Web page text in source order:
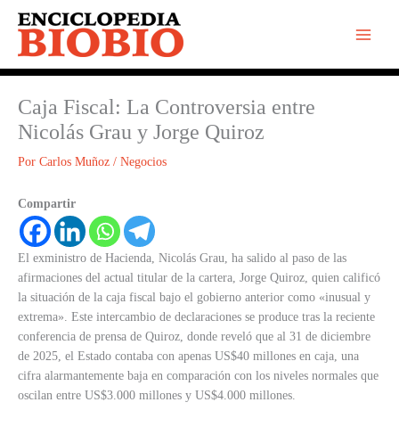
contenido
Caja Fiscal: La Controversia entre
Nicolás Grau y Jorge Quiroz
Por Carlos Muñoz / Negocios
Compartir
El exministro de Hacienda, Nicolás Grau, ha salido al paso de las
afirmaciones del actual titular de la cartera, Jorge Quiroz, quien calificó
la situación de la caja fiscal bajo el gobierno anterior como «inusual y
extrema». Este intercambio de declaraciones se produce tras la reciente
conferencia de prensa de Quiroz, donde reveló que al 31 de diciembre
de 2025, el Estado contaba con apenas US$40 millones en caja, una
cifra alarmantemente baja en comparación con los niveles normales que
oscilan entre US$3.000 millones y US$4.000 millones.